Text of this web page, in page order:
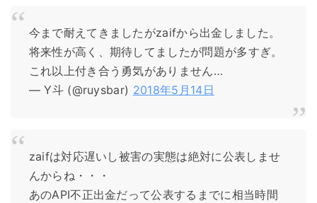
今まで耐えてきましたがzaifから出金しました。
将来性が高く、期待してましたが問題が多すぎ。
これ以上付き合う勇気がありません…
— Y斗 (@ruysbar) 2018年5月14日
zaifは対応遅いし被害の実態は絶対に公表しませ
んからね・・・
あのAPI不正出金だって公表するまでに相当時間